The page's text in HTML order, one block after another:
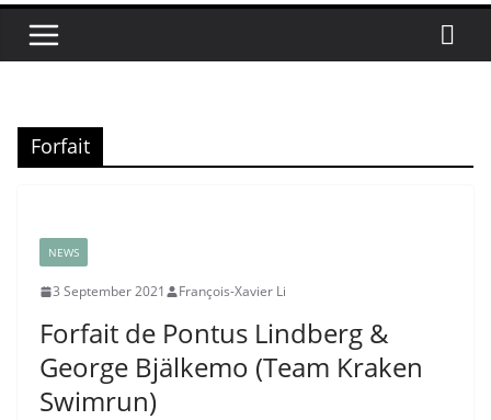
Forfait
NEWS
3 September 2021 François-Xavier Li
Forfait de Pontus Lindberg &
George Bjälkemo (Team Kraken
Swimrun)